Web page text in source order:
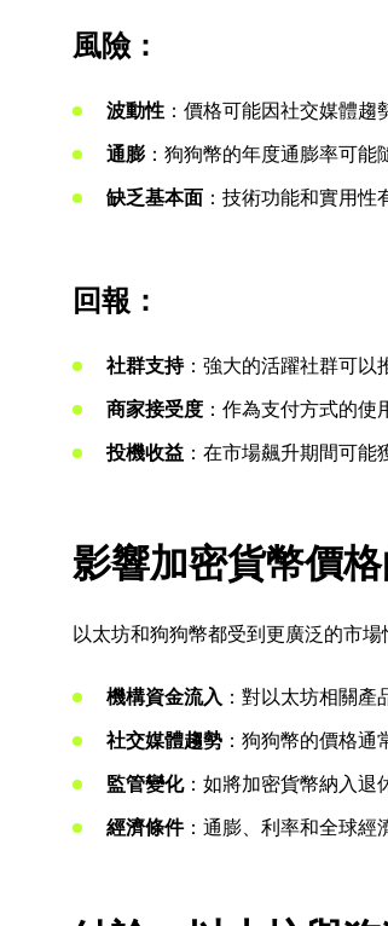
風險：
波動性 ：價格可能因社交媒體趨
通膨 ：狗狗幣的年度通膨率可能
缺乏基本面 ：技術功能和實用性
回報：
社群支持：強大的活躍社群可以
商家接受度 ：作為支付方式的使
投機收益 ：在市場飆升期間可能
影響加密貨幣價
以太坊和狗狗幣都受到更廣泛的市
機構資金流入 ：對以太坊相關產
社交媒體趨勢 ：狗狗幣的價格通
監管變化：如將加密貨幣納入退
經濟條件：通膨、利率和全球經